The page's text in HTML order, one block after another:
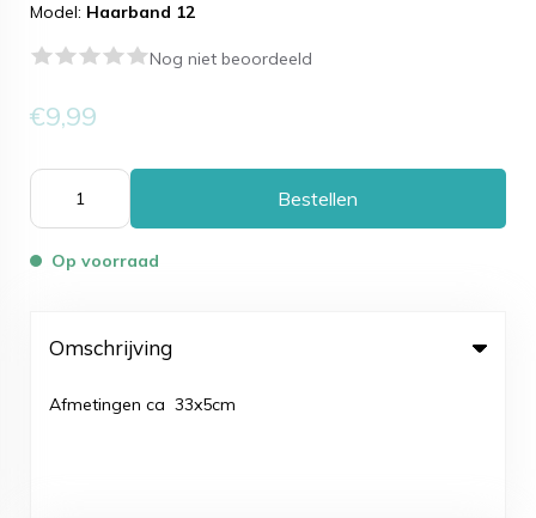
Model: Haarband 12
Nog niet beoordeeld
€9,99
Bestellen
Op voorraad
Omschrijving
Afmetingen ca 33x5cm